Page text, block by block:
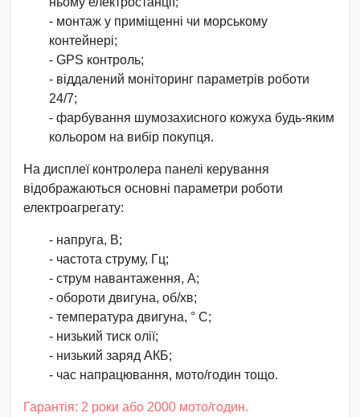
- монтаж у приміщенні чи морському
контейнері;
- GPS контроль;
- віддалений моніторинг параметрів роботи
24/7;
- фарбування шумозахисного кожуха будь-яким
кольором на вибір покупця.
На дисплеї контролера панелі керування
відображаються основні параметри роботи
електроагрегату:
- напруга, В;
- частота струму, Гц;
- струм навантаження, А;
- обороти двигуна, об/хв;
- температура двигуна, ° С;
- низький тиск олії;
- низький заряд АКБ;
- час напрацювання, мото/годин тощо.
Гарантія: 2 роки або 2000 мото/годин.